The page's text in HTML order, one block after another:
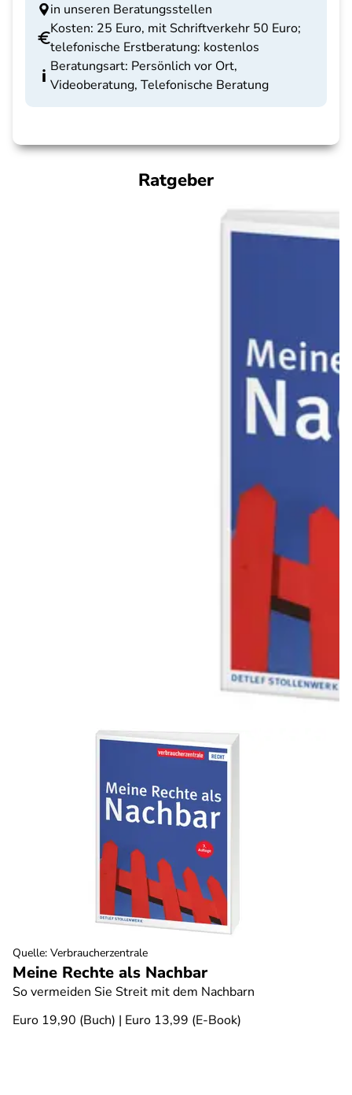
in unseren Beratungsstellen
Kosten: 25 Euro, mit Schriftverkehr 50 Euro;
telefonische Erstberatung: kostenlos
Beratungsart: Persönlich vor Ort,
Videoberatung, Telefonische Beratung
Ratgeber
Meine Rechte als Nachbar
So vermeiden Sie Streit mit dem Nachbarn
Euro 19,90 (Buch) | Euro 13,99 (E-Book)
Quelle: Verbraucherzentrale